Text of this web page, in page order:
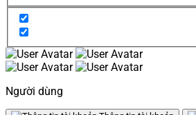
Người dùng